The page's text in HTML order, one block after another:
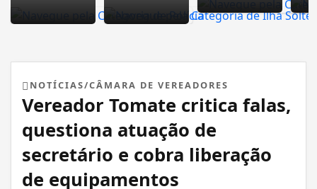
NOTÍCIAS/CÂMARA DE VEREADORES
Vereador Tomate critica falas,
questiona atuação de
secretário e cobra liberação
de equipamentos